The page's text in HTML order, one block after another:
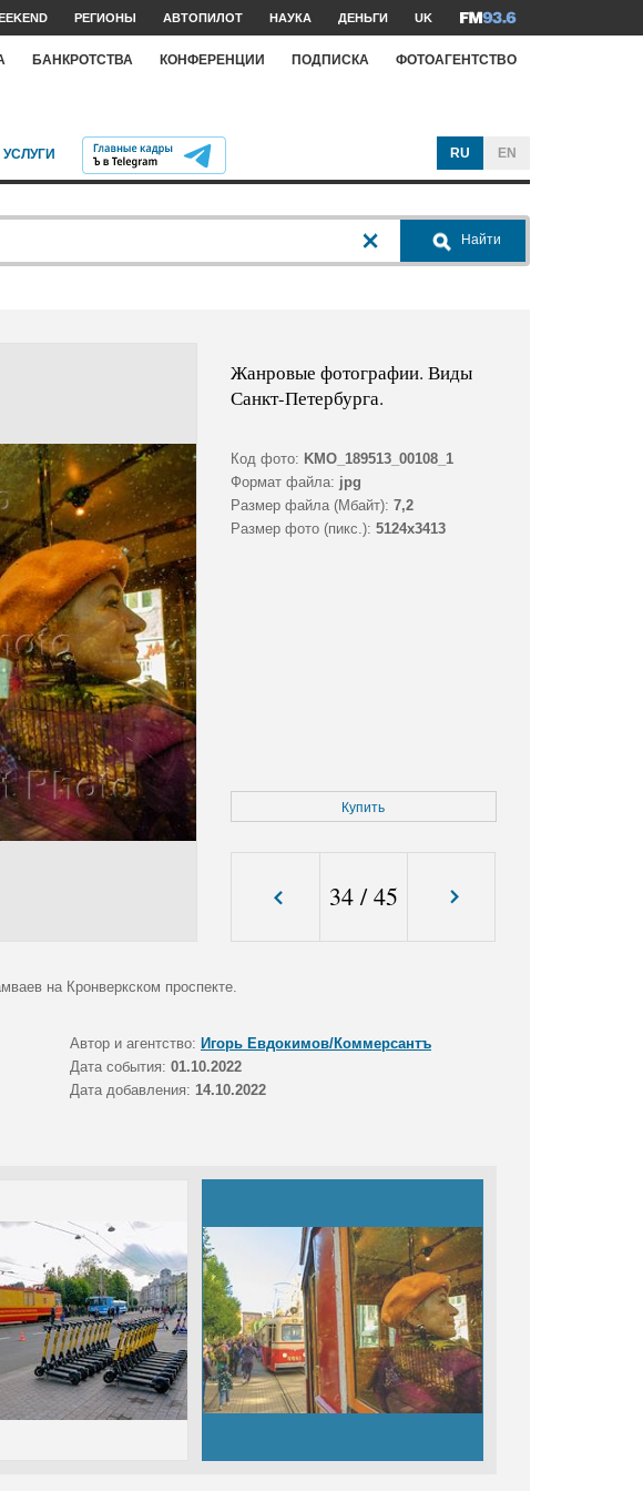
РЕГИОНЫ АВТОПИЛОТ НАУКА ДЕНЬГИ UK
БАНКРОТСТВА КОНФЕРЕНЦИИ ПОДПИСКА ФОТОАГЕНТСТВО
УСЛУГИ RU EN
Найти
Жанровые фотографии. Виды
Санкт-Петербурга.
Код фото: KMO_189513_00108_1
Формат файла: jpg
Размер файла (Мбайт): 7,2
Размер фото (пикс.): 5124x3413
Купить
34/45
на Кронверкском проспекте.
Автор и агентство: Игорь Евдокимов/Коммерсантъ
Дата события: 01.10.2022
Дата добавления: 14.10.2022